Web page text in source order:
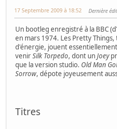
17 Septembre 2009 à 18:52 Dernière
Un bootleg enregistré à la BBC
en mars 1974. Les Pretty
d'énergie, jouent
venirSilk Torpedo, dont unJoey
que la version studio. Old Man
Sorrow, dépote joyeusement
Titres